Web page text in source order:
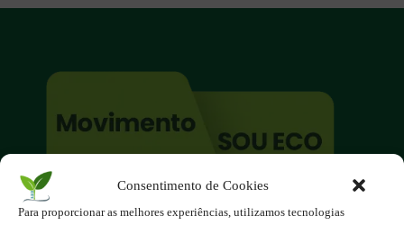
Consentimento de Cookies
Para proporcionar as melhores experiências, utilizamos tecnologias
O site é um movimento ambientalista!